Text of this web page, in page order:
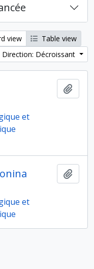
view
Table view
Direction: Décroissant
et
et